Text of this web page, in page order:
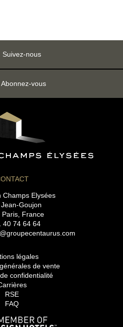
Suivez-nous
Abonnez-vous
Champs Elysées
Goujon
Paris, France
40 74 64 64
légales
de vente
confidentialité
RSE
FAQ